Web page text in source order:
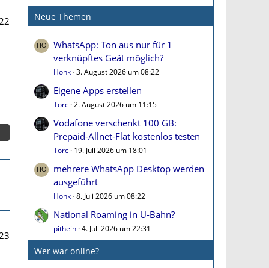
Neue Themen
WhatsApp: Ton aus nur für 1
verknüpftes Geät möglich?
Honk 3. August 2026 um 08:22
Eigene Apps erstellen
Torc 2. August 2026 um 11:15
Vodafone verschenkt 100 GB:
Prepaid-Allnet-Flat kostenlos testen
Torc 19. Juli 2026 um 18:01
mehrere WhatsApp Desktop werden
ausgeführt
Honk 8. Juli 2026 um 08:22
National Roaming in U-Bahn?
pithein 4. Juli 2026 um 22:31
Wer war online?